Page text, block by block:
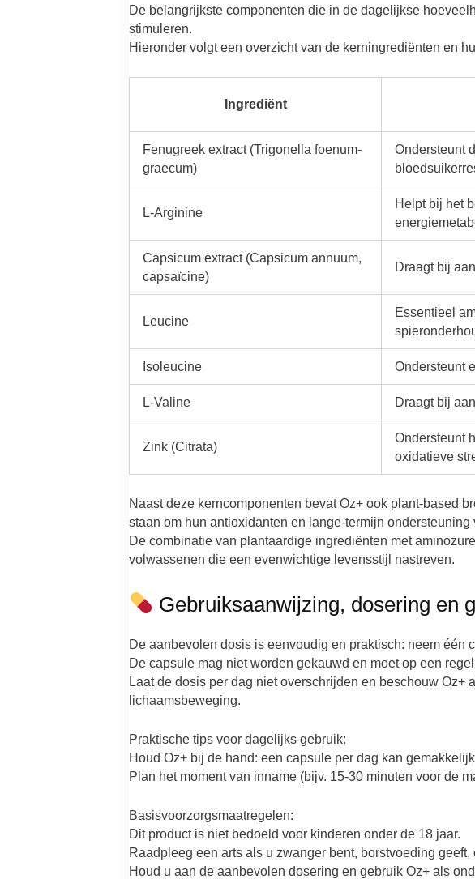
De belangrijkste componenten die in de dagelijkse
stimuleren.
Hieronder volgt een overzicht van de kerningrediënten en
Ingrediënt
Fenugreek extract (Trigonella foenum-
graecum)
Ondersteunt
L-Arginine
Helpt bij het
Capsicum extract (Capsicum annuum,
capsaïcine)
Draagt bij
Leucine
Essentieel
Isoleucine Ondersteunt
L-Valine Draagt bij
Zink (Citrata)
Ondersteunt
oxidatieve
Naast deze kerncomponenten bevat Oz+ ook plant-based
staan om hun antioxidanten en lange-termijn ondersteuning
De combinatie van plantaardige ingrediënten met
volwassenen die een evenwichtige levensstijl nastreven.
Gebruiksaanwijzing, dosering en
De aanbevolen dosis is eenvoudig en praktisch: neem één
De capsule mag niet worden gekauwd en moet op een
Laat de dosis per dag niet overschrijden en beschouw
lichaamsbeweging.
Praktische tips voor dagelijks gebruik:
Houd Oz+ bij de hand: een capsule per dag kan
Plan het moment van inname (bijv. 15-30 minuten voor de
Basisvoorzorgsmaatregelen:
Dit product is niet bedoeld voor kinderen onder de 18 jaar.
Raadpleeg een arts als u zwanger bent, borstvoeding
Houd u aan de aanbevolen dosering en gebruik Oz+ als